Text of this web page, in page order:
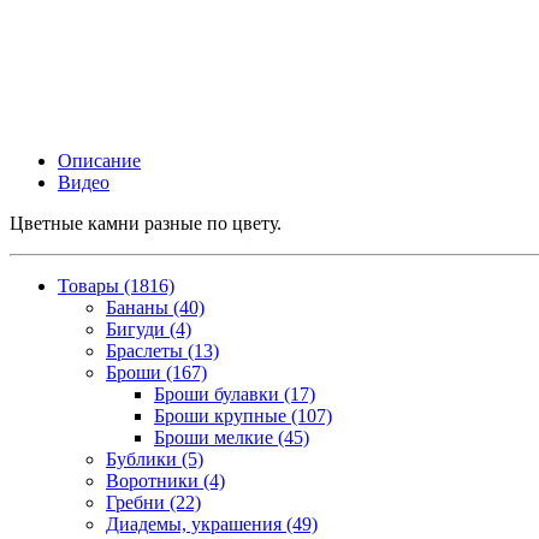
Описание
Видео
Цветные камни разные по цвету.
Товары (1816)
Бананы (40)
Бигуди (4)
Браслеты (13)
Броши (167)
Броши булавки (17)
Броши крупные (107)
Броши мелкие (45)
Бублики (5)
Воротники (4)
Гребни (22)
Диадемы, украшения (49)